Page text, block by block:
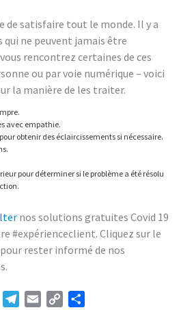
de satisfaire tout le monde. Il y a
qui ne peuvent jamais être
rencontrez certaines de ces
ou par voie numérique – voici
la manière de les traiter.
avec empathie.
obtenir des éclaircissements si nécessaire.
pour déterminer si le problème a été résolu
nos solutions gratuites Covid 19
#expérienceclient. Cliquez sur le
rester informé de nos
WhatsAppTelegram
Email Copy